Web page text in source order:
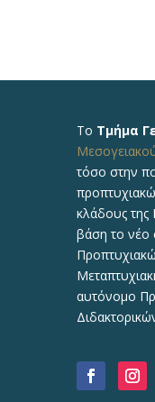
Το Τμήμα
τόσο στην
κλάδους της
βάση το νέο
αυτόνομο